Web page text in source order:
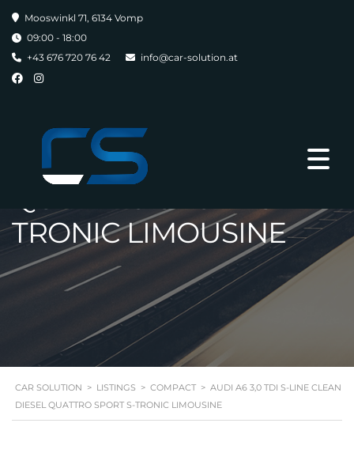
Mooswinkl 71, 6134 Vomp
09:00 - 18:00
+43 676 720 76 42
info@car-solution.at
AUDI A6 3,0 TDI S-LINE
CLEAN DIESEL
TRONIC LIMOUSINE
CAR SOLUTION > LISTINGS > COMPACT > AUDI A6 3,0 TDI S-LINE CLEAN
DIESEL QUATTRO SPORT S-TRONIC LIMOUSINE